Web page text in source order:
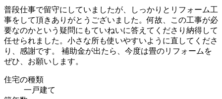
普段仕事で留守にしていましたが、しっかりとリフォーム工
事をして頂きありがとうございました。何故、この工事が必
要なのかという疑問にもていねいに答えてくださり納得して
任せられました。小さな所も使いやすいように直してくださ
り、感謝です。 補助金が出たら、今度は畳のリフォームを
ぜひ、お願いします。
住宅の種類
一戸建て